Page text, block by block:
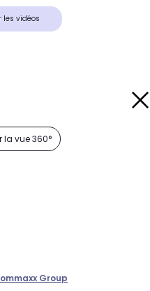
les vidéos
la vue 360°
Group